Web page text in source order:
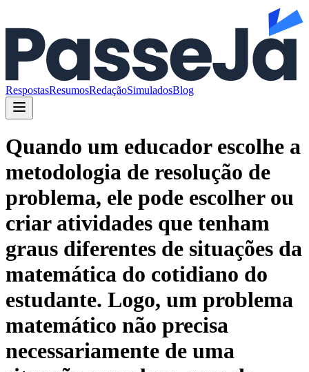
RespostasResumosRedaçãoSimuladosBlog
Quando um educador escolhe a
metodologia de resolução de
problema, ele pode escolher ou
criar atividades que tenham
graus diferentes de situações da
matemática do cotidiano do
estudante. Logo, um problema
matemático não precisa
necessariamente de uma